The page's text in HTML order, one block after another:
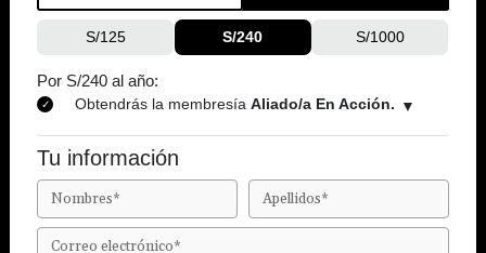
S/125 S/240 S/1000
Por S/240 al año:
Obtendrás la membresía Aliado/a En Acción.
Tu información